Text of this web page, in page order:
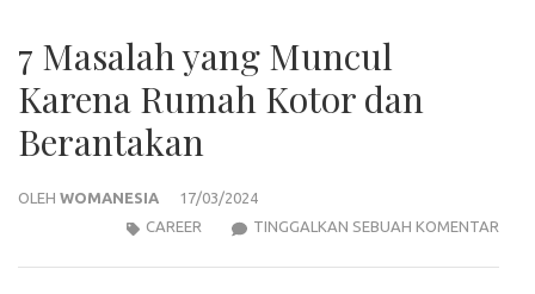
7 Masalah yang Muncul
Karena Rumah Kotor dan
Berantakan
OLEH WOMANESIA
17/03/2024
TINGGALKAN SEBUAH KOMENTAR
CAREER